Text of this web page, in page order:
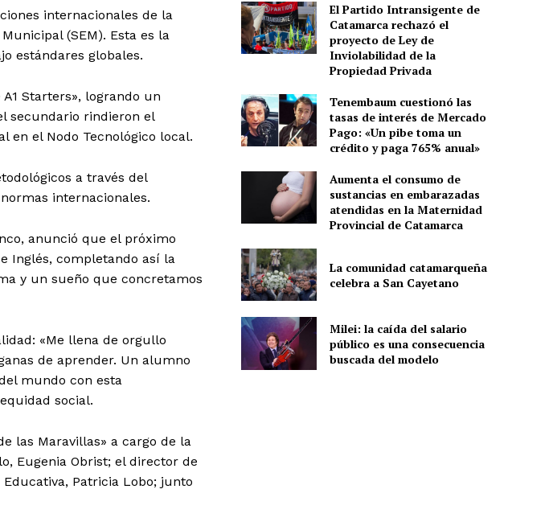
internacionales de la
(SEM). Esta es la
estándares globales.
Starters», logrando un
secundario rindieron el
en el Nodo Tecnológico local.
a través del
internacionales.
anunció que el próximo
Inglés, completando así la
y un sueño que concretamos
«Me llena de orgullo
de aprender. Un alumno
mundo con esta
social.
las Maravillas» a cargo de la
Eugenia Obrist; el director de
Patricia Lobo; junto
El Partido Intransigente de
Catamarca rechazó el
proyecto de Ley de
Inviolabilidad de la
Propiedad Privada
Tenembaum cuestionó las
tasas de interés de Mercado
Pago: «Un pibe toma un
crédito y paga 765% anual»
Aumenta el consumo de
sustancias en embarazadas
atendidas en la Maternidad
Provincial de Catamarca
La comunidad catamarqueña
celebra a San Cayetano
Milei: la caída del salario
público es una consecuencia
buscada del modelo